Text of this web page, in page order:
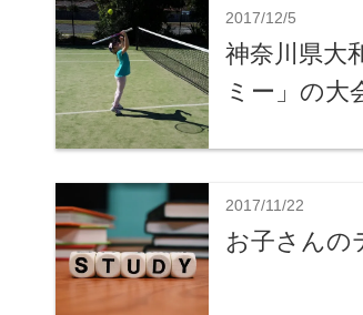
2017/12/5
神奈川県大
ミー」の大
2017/11/22
お子さんの